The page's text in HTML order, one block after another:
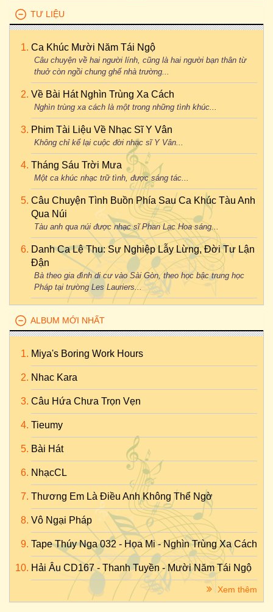
TƯ LIỆU
Ca Khúc Mười Năm Tái Ngộ
Câu chuyện về hai người lính, cũng là hai người bạn thân từ
thuở còn ngồi chung ghế nhà trường...
Về Bài Hát Nghìn Trùng Xa Cách
Nghìn trùng xa cách là một trong những tình khúc...
Phim Tài Liệu Về Nhạc Sĩ Y Vân
Không chỉ kể lại cuộc đời nhạc sĩ Y Vân...
Tháng Sáu Trời Mưa
Một ca khúc nhạc trữ tình, được sáng tác...
Câu Chuyện Tình Buồn Phía Sau Ca Khúc Tàu Anh
Qua Núi
Tàu anh qua núi được nhạc sĩ Phan Lạc Hoa sáng...
Danh Ca Lệ Thu: Sự Nghiệp Lẫy Lừng, Đời Tư Lận
Đận
Bà theo gia đình di cư vào Sài Gòn, theo học bậc trung học
Pháp tại trường Les Lauriers...
ALBUM MỚI NHẤT
Miya's Boring Work Hours
Nhac Kara
Câu Hứa Chưa Trọn Vẹn
Tieumy
Bài Hát
NhạcCL
Thương Em Là Điều Anh Không Thể Ngờ
Vô Ngại Pháp
Tape Thúy Nga 032 - Họa Mi - Nghìn Trùng Xa Cách
Hải Âu CD167 - Thanh Tuyền - Mười Năm Tái Ngộ
Xem thêm